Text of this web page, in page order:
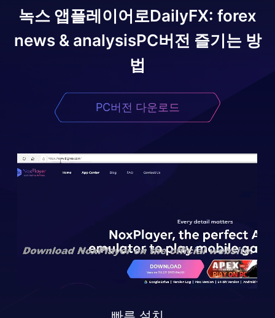
녹스 앱플레이어로DailyFX: forex
news & analysisPC버전 즐기는 방
법
PC버전 다운로드